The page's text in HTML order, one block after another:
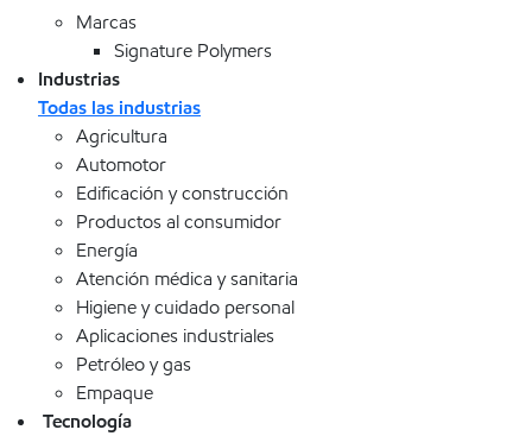
Marcas
Signature Polymers
Industrias
Todas las industrias
Agricultura
Automotor
Edificación y construcción
Productos al consumidor
Energía
Atención médica y sanitaria
Higiene y cuidado personal
Aplicaciones industriales
Petróleo y gas
Empaque
Tecnología